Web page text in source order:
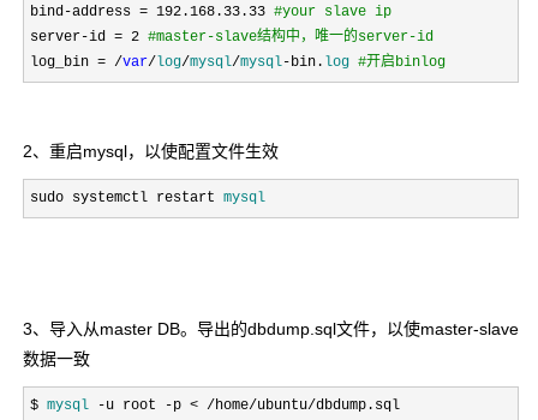
bind-address = 192.168.33.33 #your slave ip
server-id = 2 #master-slave结构中，唯一的server-id
log_bin = /var/ log/mysql/mysql-bin. log #开启binlog
2、重启mysql，以使配置文件生效
sudo systemctl restart mysql
3、导入从master DB。导出的dbdump.sql文件，以使master-slave
数据一致
$ mysql -u root -p < /home/ubuntu/dbdump.sql